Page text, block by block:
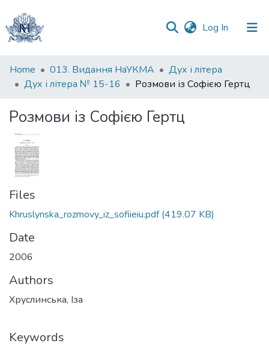
Log In (current)
Communities
&
All of DSpace
Statistics
Home 013. Видання НаУКМА
Дух і літера
Дух і літера № 15-16
Розмови із Софією Гертц
Розмови із Софією Гертц
Files
Khruslynska_rozmovy_iz_sofiieiu.pdf(419.07 KB)
Date
2006
Authors
Хруслинська, Іза
Keywords